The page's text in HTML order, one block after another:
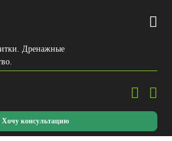
Дренажные
Хочу консультацию